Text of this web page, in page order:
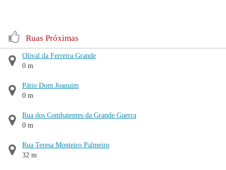
Ruas Próximas
Olival da Ferreira Grande
0 m
Pátio Dom Joaquim
0 m
Rua dos Combatentes da Grande Guerra
0 m
Rua Teresa Monteiro Palmeiro
32 m